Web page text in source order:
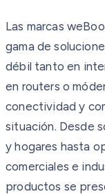
Las marcas
gama de
débil tanto en
en routers o
conectividad y
situación. Desde
y hogares hasta
comerciales e
productos se